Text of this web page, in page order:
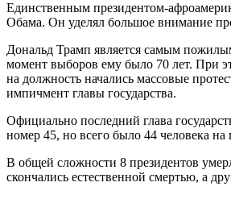
Единственным президентом-
Обама. Он уделял большое внимание
Дональд Трамп является самым
момент выборов ему было 70 лет. При
на должность начались массовые
импичмент главы государства.
Официально последний глава
номер 45, но всего было 44 человека на
В общей сложности 8 президентов
скончались естественной смертью, а